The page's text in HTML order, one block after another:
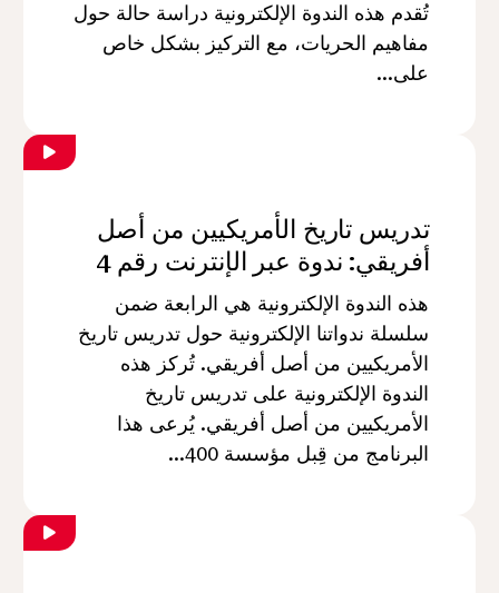
تُقدم هذه الندوة الإلكترونية دراسة حالة حول
مفاهيم الحريات، مع التركيز بشكل خاص
على...
تدريس تاريخ الأمريكيين من أصل
أفريقي: ندوة عبر الإنترنت رقم 4
هذه الندوة الإلكترونية هي الرابعة ضمن
سلسلة ندواتنا الإلكترونية حول تدريس تاريخ
الأمريكيين من أصل أفريقي. تُركز هذه
الندوة الإلكترونية على تدريس تاريخ
الأمريكيين من أصل أفريقي. يُرعى هذا
البرنامج من قِبل مؤسسة 400...